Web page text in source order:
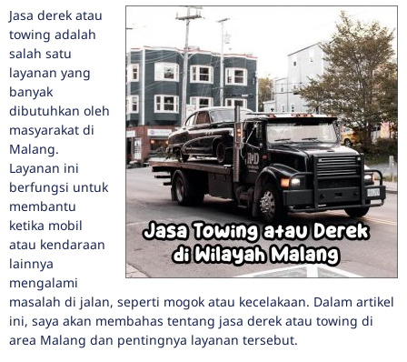
Jasa derek atau
towing adalah
salah satu
layanan yang
banyak
dibutuhkan oleh
masyarakat di
Malang.
Layanan ini
berfungsi untuk
membantu
ketika mobil
atau kendaraan
lainnya
mengalami
masalah di jalan, seperti mogok atau kecelakaan. Dalam artikel
ini, saya akan membahas tentang jasa derek atau towing di
area Malang dan pentingnya layanan tersebut.